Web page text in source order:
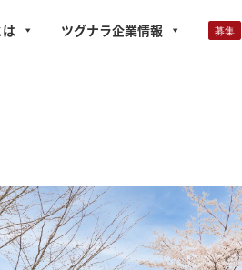
ツグナラ企業情報